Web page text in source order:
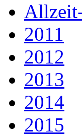
2011
2012
2013
2014
2015